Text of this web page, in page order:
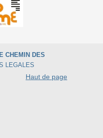
CHEMIN DES
LEGALES
Haut de page